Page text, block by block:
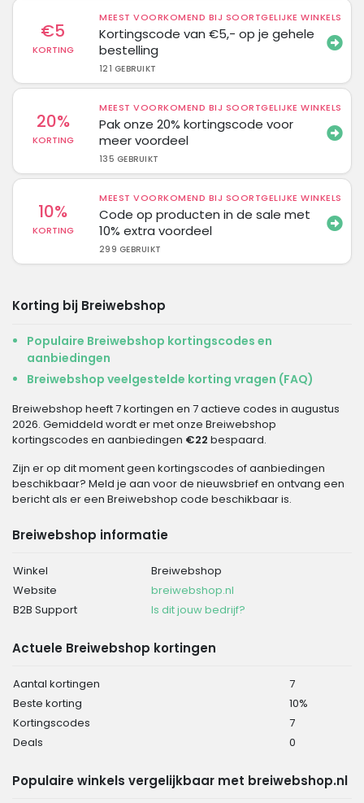
€5
KORTING
MEEST VOORKOMEND BIJ SOORTGELIJKE WINKELS
Kortingscode van €5,- op je gehele
bestelling
121 GEBRUIKT
20%
KORTING
MEEST VOORKOMEND BIJ SOORTGELIJKE WINKELS
Pak onze 20% kortingscode voor
meer voordeel
135 GEBRUIKT
10%
KORTING
MEEST VOORKOMEND BIJ SOORTGELIJKE WINKELS
Code op producten in de sale met
10% extra voordeel
299 GEBRUIKT
Korting bij Breiwebshop
Populaire Breiwebshop kortingscodes en
aanbiedingen
Breiwebshop veelgestelde korting vragen (FAQ)
Breiwebshop heeft 7 kortingen en 7 actieve codes in augustus
2026. Gemiddeld wordt er met onze Breiwebshop
kortingscodes en aanbiedingen €22 bespaard.
Zijn er op dit moment geen kortingscodes of aanbiedingen
beschikbaar? Meld je aan voor de nieuwsbrief en ontvang een
bericht als er een Breiwebshop code beschikbaar is.
Breiwebshop informatie
Winkel
Breiwebshop
Website
breiwebshop.nl
B2B Support
Is dit jouw bedrijf?
Actuele Breiwebshop kortingen
Aantal kortingen
7
Beste korting
10%
Kortingscodes
7
Deals
0
Populaire winkels vergelijkbaar met breiwebshop.nl